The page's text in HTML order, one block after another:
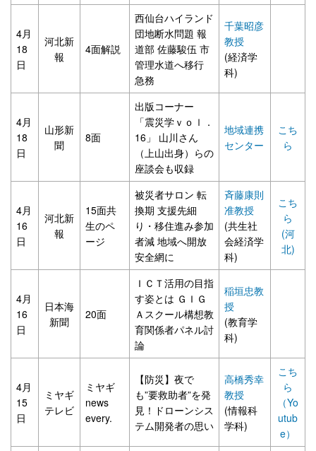
4月
18
日
河北新
報
4面解説
西仙台ハイランド
団地断水問題 報
道部 佐藤駿伍 市
管理水道へ移行
急務
千葉昭彦
教授
(経済学
科)
4月
18
日
山形新
聞
8面
出版コーナー
「震災学ｖｏｌ．
16」 山川さん
（上山出身）らの
座談会も収録
地域連携
センター
こち
ら
4月
16
日
河北新
報
15面共
生のペ
ージ
被災者サロン 転
換期 支援先細
り・移住進み参加
者減 地域へ開放
安全網に
斉藤康則
准教授
(共生社
会経済学
科)
こち
ら
(河
北)
4月
16
日
日本海
新聞
20面
ＩＣＴ活用の目指
す姿とは ＧＩＧ
Ａスクール構想教
育関係者パネル討
論
稲垣忠教
授
(教育学
科)
4月
15
日
ミヤギ
テレビ
ミヤギ
news
every.
【防災】夜で
も”要救助者”を発
見！ドローンシス
テム開発者の思い
高橋秀幸
教授
(情報科
学科)
こち
ら
（Yo
utub
e）